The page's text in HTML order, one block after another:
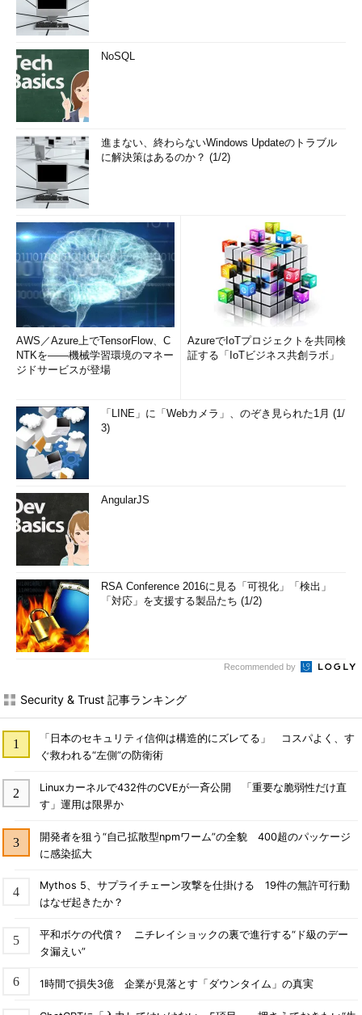
NoSQL
進まない、終わらないWindows Updateのトラブル
に解決策はあるのか？ (1/2)
AWS／Azure上でTensorFlow、C
NTKを――機械学習環境のマネー
ジドサービスが登場
AzureでIoTプロジェクトを共同検
証する「IoTビジネス共創ラボ」
「LINE」に「Webカメラ」、のぞき見られた1月 (1/
3)
AngularJS
RSA Conference 2016に見る「可視化」「検出」
「対応」を支援する製品たち (1/2)
Recommended by
Security & Trust 記事ランキング
「日本のセキュリティ信仰は構造的にズレてる」 コスパよく、す
ぐ救われる“左側”の防衛術
Linuxカーネルで432件のCVEが一斉公開 「重要な脆弱性だけ直
す」運用は限界か
開発者を狙う“自己拡散型npmワーム”の全貌 400超のパッケージ
に感染拡大
Mythos 5、サプライチェーン攻撃を仕掛ける 19件の無許可行動
はなぜ起きたか？
平和ボケの代償？ ニチレイショックの裏で進行する“ド級のデー
タ漏えい”
1時間で損失3億 企業が見落とす「ダウンタイム」の真実